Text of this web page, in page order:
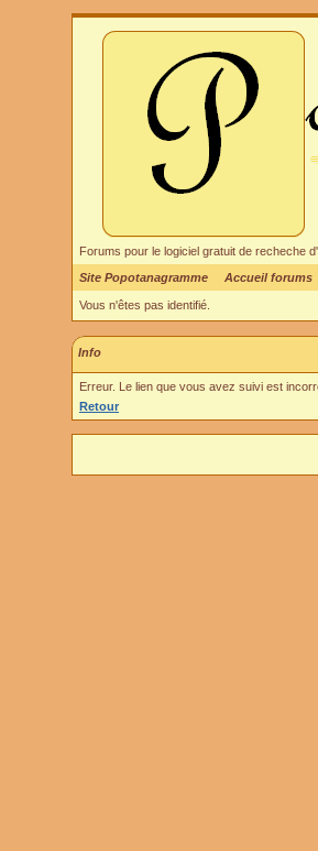
Forums pour le logiciel gratuit de recheche
Site Popotanagramme
Accueil forums
Vous n'êtes pas identifié.
Info
Erreur. Le lien que vous avez suivi est
Retour